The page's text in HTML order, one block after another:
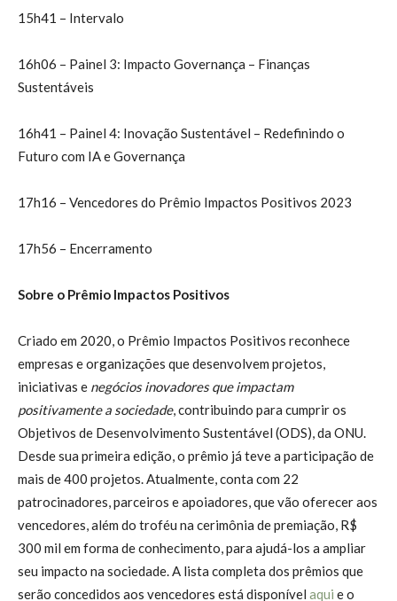
15h41 – Intervalo
16h06 – Painel 3: Impacto Governança – Finanças
Sustentáveis
16h41 – Painel 4: Inovação Sustentável – Redefinindo o
Futuro com IA e Governança
17h16 – Vencedores do Prêmio Impactos Positivos 2023
17h56 – Encerramento
Sobre o Prêmio Impactos Positivos
Criado em 2020, o Prêmio Impactos Positivos reconhece
empresas e organizações que desenvolvem projetos,
iniciativas e negócios inovadores que impactam
positivamente a sociedade, contribuindo para cumprir os
Objetivos de Desenvolvimento Sustentável (ODS), da ONU.
Desde sua primeira edição, o prêmio já teve a participação de
mais de 400 projetos. Atualmente, conta com 22
patrocinadores, parceiros e apoiadores, que vão oferecer aos
vencedores, além do troféu na cerimônia de premiação, R$
300 mil em forma de conhecimento, para ajudá-los a ampliar
seu impacto na sociedade. A lista completa dos prêmios que
serão concedidos aos vencedores está disponível aqui e o